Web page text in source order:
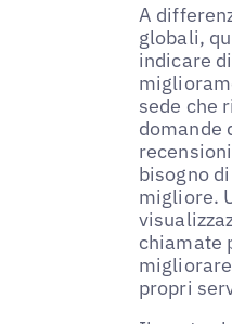
A
globali,
indicare
sede che
domande
bisogno
migliore.
chiamate
propri